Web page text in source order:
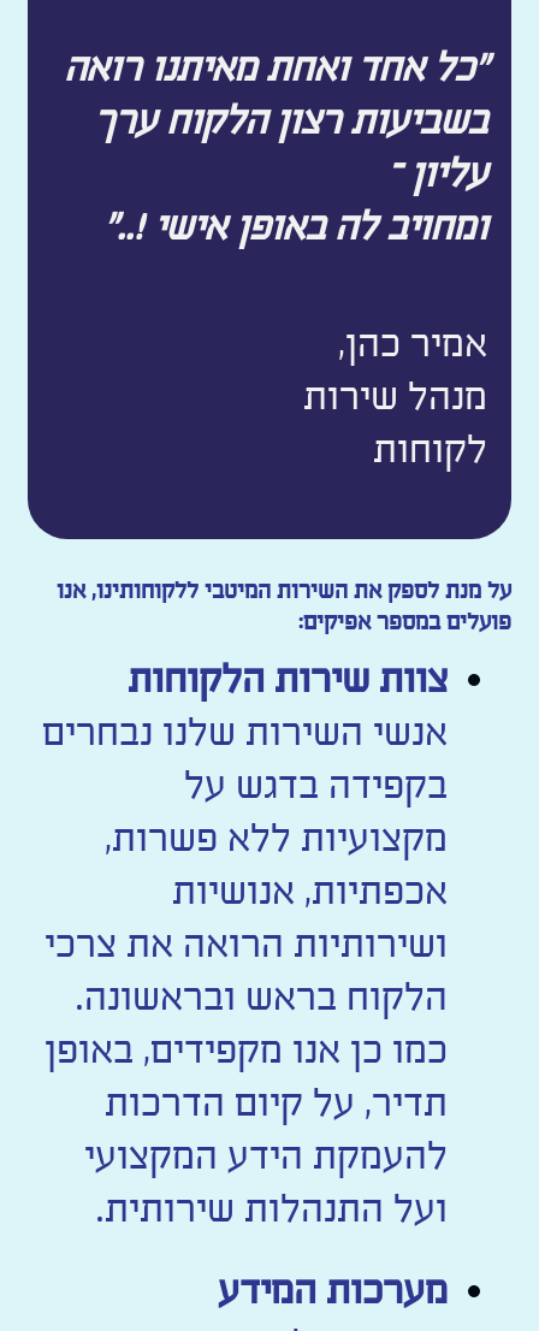
"כל אחד ואחת מאיתנו רואה
בשביעות רצון הלקוח ערך
עליון –
ומחויב לה באופן אישי !.."
אמיר כהן,
מנהל שירות
לקוחות
על מנת לספק את השירות המיטבי ללקוחותינו, אנו
פועלים במספר אפיקים:
צוות שירות הלקוחות
אנשי השירות שלנו נבחרים
בקפידה בדגש על
מקצועיות ללא פשרות,
אכפתיות, אנושיות
ושירותיות הרואה את צרכי
הלקוח בראש ובראשונה.
כמו כן אנו מקפידים, באופן
תדיר, על קיום הדרכות
להעמקת הידע המקצועי
ועל התנהלות שירותית.
מערכות המידע